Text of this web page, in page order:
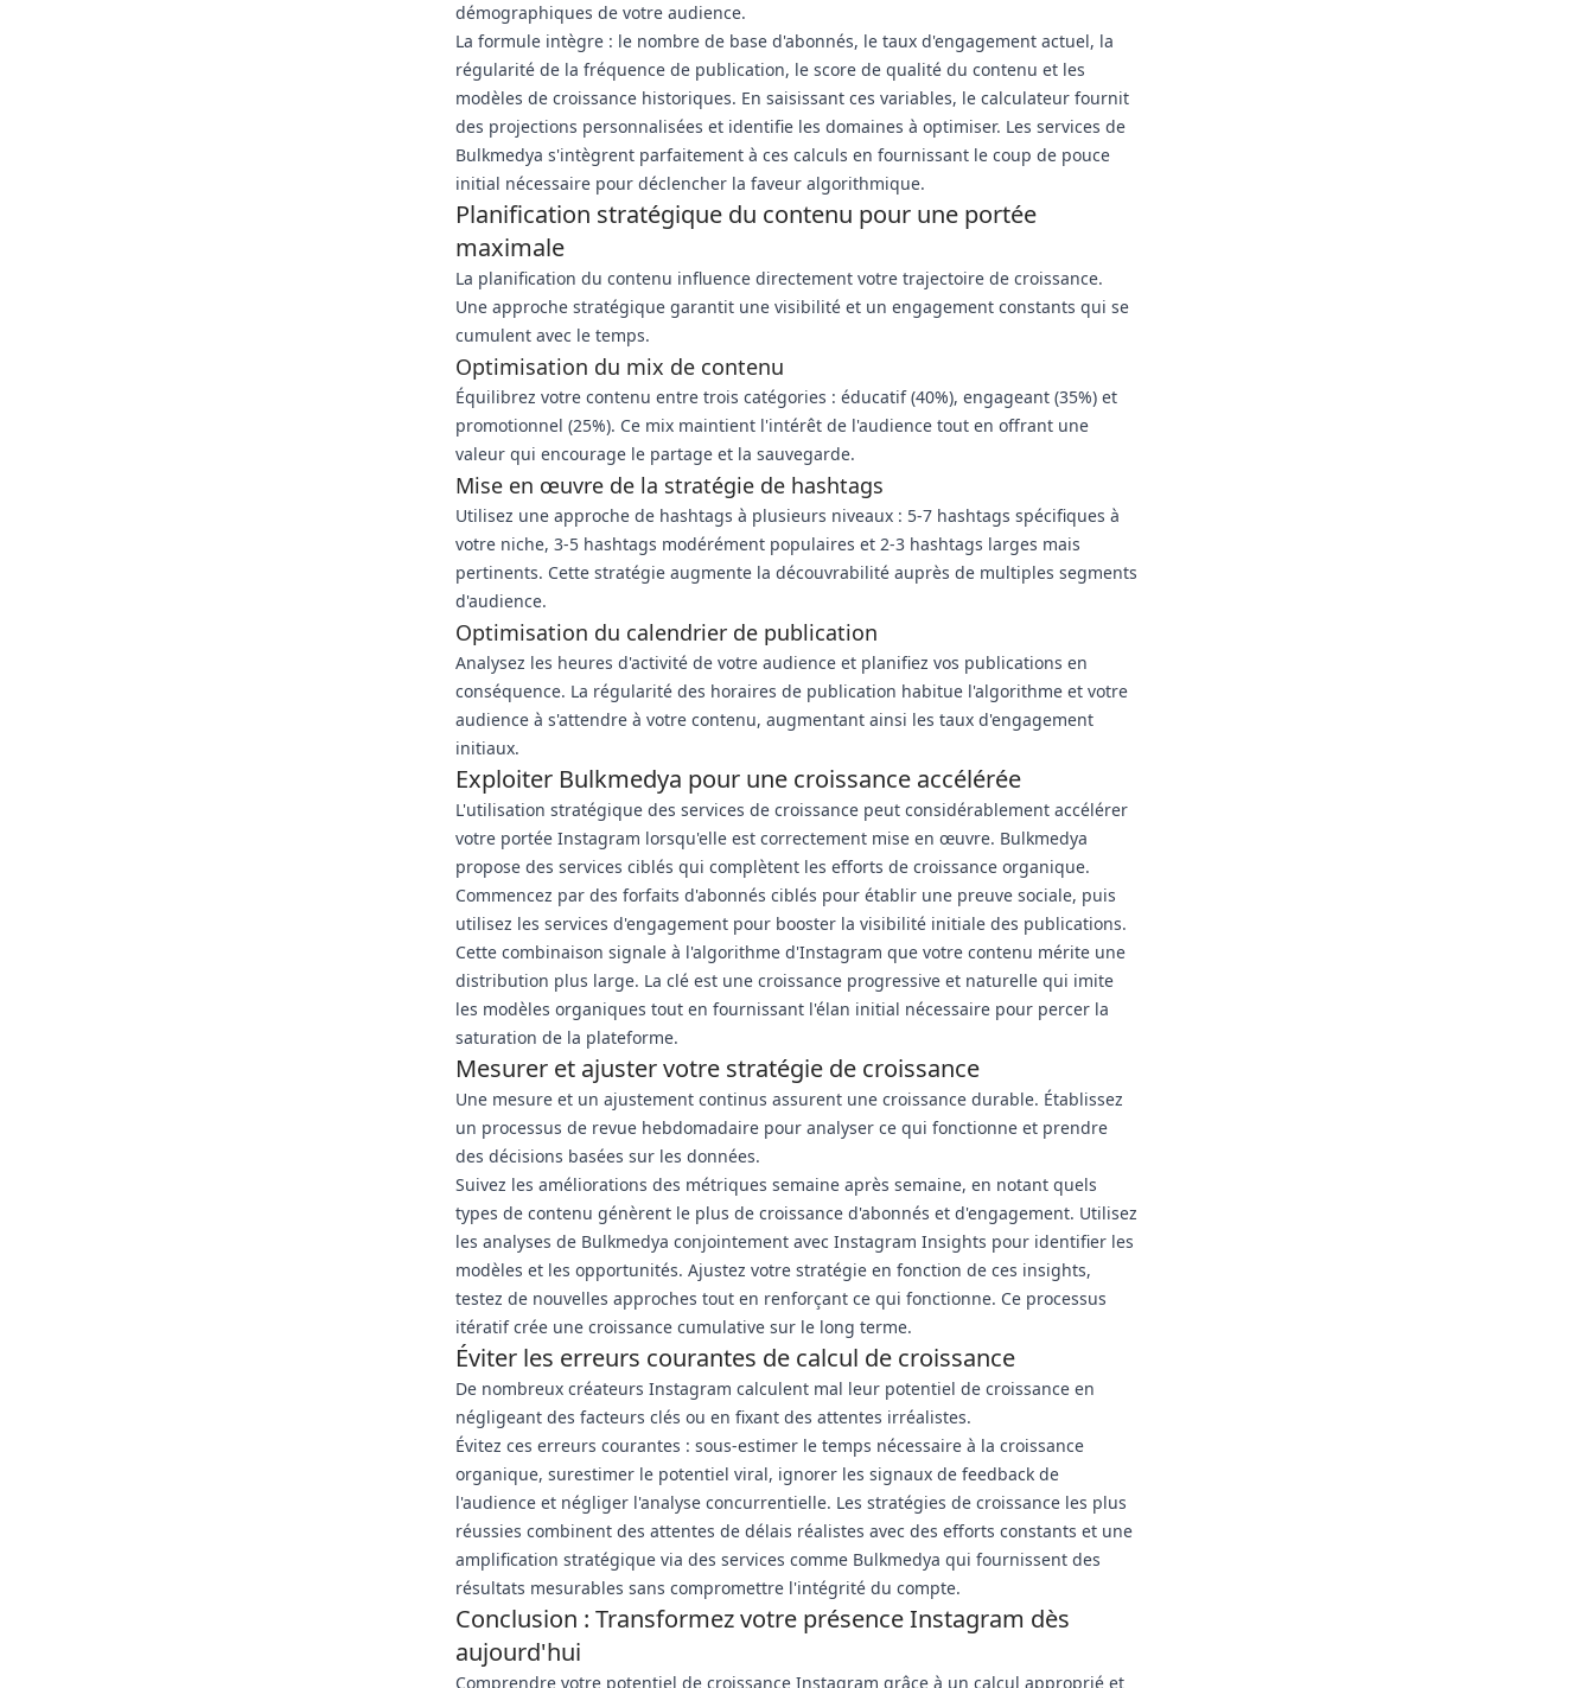
démographiques de votre audience.
La formule intègre : le nombre de base d'abonnés, le taux d'engagement actuel, la
régularité de la fréquence de publication, le score de qualité du contenu et les
modèles de croissance historiques. En saisissant ces variables, le calculateur fournit
des projections personnalisées et identifie les domaines à optimiser. Les services de
Bulkmedya s'intègrent parfaitement à ces calculs en fournissant le coup de pouce
initial nécessaire pour déclencher la faveur algorithmique.
Planification stratégique du contenu pour une portée
maximale
La planification du contenu influence directement votre trajectoire de croissance.
Une approche stratégique garantit une visibilité et un engagement constants qui se
cumulent avec le temps.
Optimisation du mix de contenu
Équilibrez votre contenu entre trois catégories : éducatif (40%), engageant (35%) et
promotionnel (25%). Ce mix maintient l'intérêt de l'audience tout en offrant une
valeur qui encourage le partage et la sauvegarde.
Mise en œuvre de la stratégie de hashtags
Utilisez une approche de hashtags à plusieurs niveaux : 5-7 hashtags spécifiques à
votre niche, 3-5 hashtags modérément populaires et 2-3 hashtags larges mais
pertinents. Cette stratégie augmente la découvrabilité auprès de multiples segments
d'audience.
Optimisation du calendrier de publication
Analysez les heures d'activité de votre audience et planifiez vos publications en
conséquence. La régularité des horaires de publication habitue l'algorithme et votre
audience à s'attendre à votre contenu, augmentant ainsi les taux d'engagement
initiaux.
Exploiter Bulkmedya pour une croissance accélérée
L'utilisation stratégique des services de croissance peut considérablement accélérer
votre portée Instagram lorsqu'elle est correctement mise en œuvre. Bulkmedya
propose des services ciblés qui complètent les efforts de croissance organique.
Commencez par des forfaits d'abonnés ciblés pour établir une preuve sociale, puis
utilisez les services d'engagement pour booster la visibilité initiale des publications.
Cette combinaison signale à l'algorithme d'Instagram que votre contenu mérite une
distribution plus large. La clé est une croissance progressive et naturelle qui imite
les modèles organiques tout en fournissant l'élan initial nécessaire pour percer la
saturation de la plateforme.
Mesurer et ajuster votre stratégie de croissance
Une mesure et un ajustement continus assurent une croissance durable. Établissez
un processus de revue hebdomadaire pour analyser ce qui fonctionne et prendre
des décisions basées sur les données.
Suivez les améliorations des métriques semaine après semaine, en notant quels
types de contenu génèrent le plus de croissance d'abonnés et d'engagement. Utilisez
les analyses de Bulkmedya conjointement avec Instagram Insights pour identifier les
modèles et les opportunités. Ajustez votre stratégie en fonction de ces insights,
testez de nouvelles approches tout en renforçant ce qui fonctionne. Ce processus
itératif crée une croissance cumulative sur le long terme.
Éviter les erreurs courantes de calcul de croissance
De nombreux créateurs Instagram calculent mal leur potentiel de croissance en
négligeant des facteurs clés ou en fixant des attentes irréalistes.
Évitez ces erreurs courantes : sous-estimer le temps nécessaire à la croissance
organique, surestimer le potentiel viral, ignorer les signaux de feedback de
l'audience et négliger l'analyse concurrentielle. Les stratégies de croissance les plus
réussies combinent des attentes de délais réalistes avec des efforts constants et une
amplification stratégique via des services comme Bulkmedya qui fournissent des
résultats mesurables sans compromettre l'intégrité du compte.
Conclusion : Transformez votre présence Instagram dès
aujourd'hui
Comprendre votre potentiel de croissance Instagram grâce à un calcul approprié et